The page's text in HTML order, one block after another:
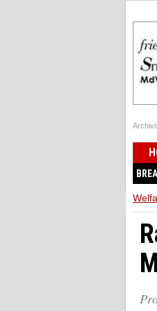
Archivi: